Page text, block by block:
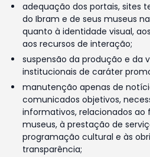
adequação dos portais, sites
do Ibram e de seus museus
quanto à identidade visual,
aos recursos de interação;
suspensão da produção e da
institucionais de caráter
manutenção apenas de
comunicados objetivos,
informativos, relacionados
museus, à prestação de
programação cultural e às
transparência;